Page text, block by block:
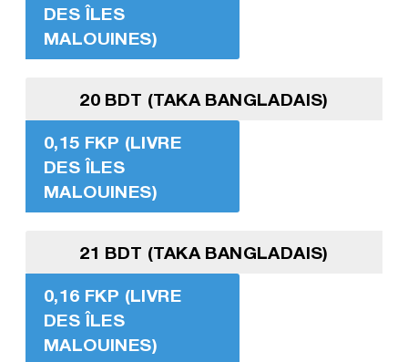
DES ÎLES
MALOUINES)
20 BDT (TAKA BANGLADAIS)
0,15 FKP (LIVRE
DES ÎLES
MALOUINES)
21 BDT (TAKA BANGLADAIS)
0,16 FKP (LIVRE
DES ÎLES
MALOUINES)